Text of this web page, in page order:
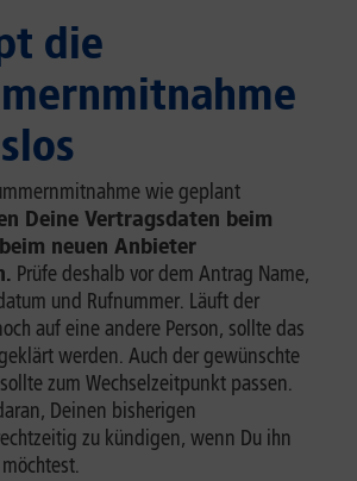
die
wie geplant
Deine Vertragsdaten beim
neuen Anbieter
Prüfe deshalb vor dem Antrag Name,
und Rufnummer. Läuft der
auf eine andere Person, sollte das
werden. Auch der gewünschte
zum Wechselzeitpunkt passen.
Deinen bisherigen
zu kündigen, wenn Du ihn